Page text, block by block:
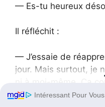
— Es-tu heureux
Il réfléchit :
— J’essaie de
jour. Mais surtout, je